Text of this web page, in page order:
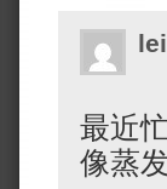
最近
像蒸